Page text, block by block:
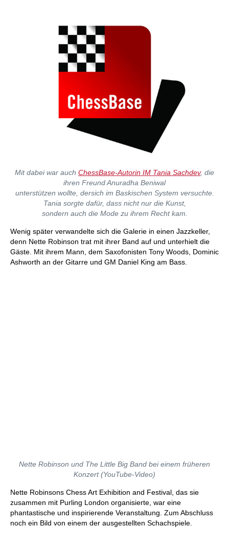
Mit dabei war auch ChessBase-Autorin IM Tania Sachdev, die
ihren Freund Anuradha Beniwal
unterstützen wollte, dersich im Baskischen System versuchte.
Tania sorgte dafür, dass nicht nur die Kunst,
sondern auch die Mode zu ihrem Recht kam.
Wenig später verwandelte sich die Galerie in einen Jazzkeller,
denn Nette Robinson trat mit ihrer Band auf und unterhielt die
Gäste. Mit ihrem Mann, dem Saxofonisten Tony Woods, Dominic
Ashworth an der Gitarre und GM Daniel King am Bass.
Nette Robinson und The Little Big Band bei einem früheren
Konzert (YouTube-Video)
Nette Robinsons Chess Art Exhibition and Festival, das sie
zusammen mit Purling London organisierte, war eine
phantastische und inspirierende Veranstaltung. Zum Abschluss
noch ein Bild von einem der ausgestellten Schachspiele.